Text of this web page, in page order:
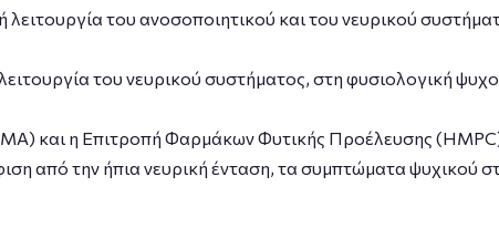
του ανοσοποιητικού και του νευρικού
του νευρικού συστήματος, στη φυσιολογική
η Επιτροπή Φαρμάκων Φυτικής Προέλευσης (HMPC)
από την ήπια νευρική ένταση, τα συμπτώματα ψυχικού